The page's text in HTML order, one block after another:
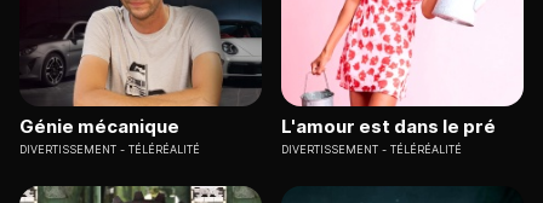
Génie mécanique
DIVERTISSEMENT TÉLÉRÉALITÉ
L'amour est dans le pré
DIVERTISSEMENT TÉLÉRÉALITÉ